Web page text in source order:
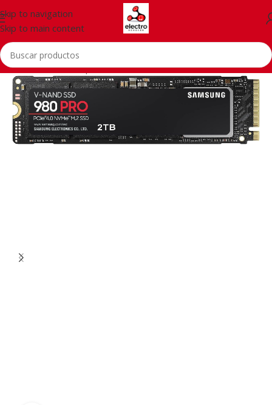
Skip to navigation
Skip to main content
Inicio/PCs/Pc Components/SSD Drive